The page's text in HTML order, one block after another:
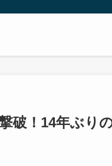
破！14年ぶり